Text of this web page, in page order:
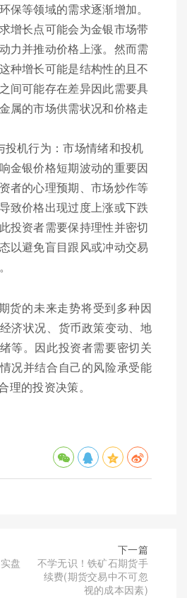
保等领域的需求逐渐增加。
增长点可能会为金银市场带
力并推动价格上涨。然而需
种增长可能是结构性的且不
间可能存在差异因此需要具
属的市场供需状况和价格走
投机行为：市场情绪和投机
金银价格短期波动的重要因
者的心理预期、市场炒作等
致价格出现过度上涨或下跌
投资者需要保持理性并密切
以避免盲目跟风或冲动交易
货的未来走势将受到多种因
济状况、货币政策变动、地
等。因此投资者需要密切关
况并结合自己的风险承受能
理的投资决策。
盘
下一篇
不学无识！铁矿石期货手
续费(期货交易中不可忽
视的成本因素)